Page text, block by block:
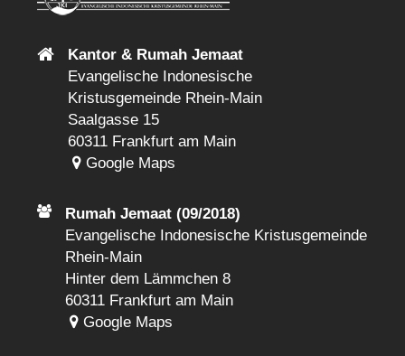
Kantor & Rumah Jemaat
Evangelische Indonesische
Kristusgemeinde Rhein-Main
Saalgasse 15
60311 Frankfurt am Main
Google Maps
Rumah Jemaat (09/2018)
Evangelische Indonesische Kristusgemeinde
Rhein-Main
Hinter dem Lämmchen 8
60311 Frankfurt am Main
Google Maps